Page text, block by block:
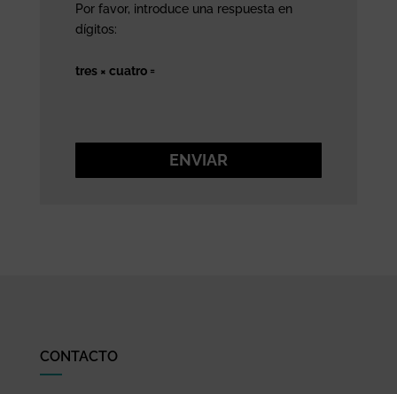
Por favor, introduce una respuesta en
dígitos:
tres × cuatro =
ENVIAR
CONTACTO